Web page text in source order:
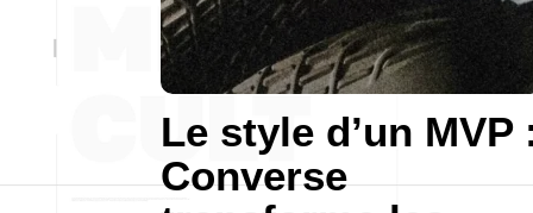
Le style d’un MVP
Converse